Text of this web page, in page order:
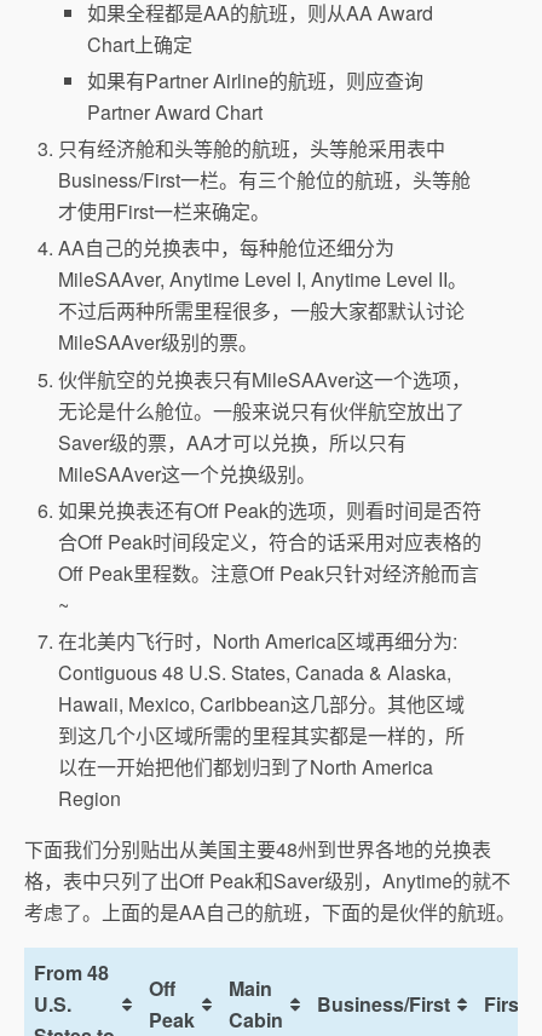
如果全程都是AA的航班，则从AA Award
Chart上确定
如果有Partner Airline的航班，则应查询
Partner Award Chart
只有经济舱和头等舱的航班，头等舱采用表中
Business/First一栏。有三个舱位的航班，头等舱
才使用First一栏来确定。
AA自己的兑换表中，每种舱位还细分为
MileSAAver, Anytime Level I, Anytime Level II。
不过后两种所需里程很多，一般大家都默认讨论
MileSAAver级别的票。
伙伴航空的兑换表只有MileSAAver这一个选项，
无论是什么舱位。一般来说只有伙伴航空放出了
Saver级的票，AA才可以兑换，所以只有
MileSAAver这一个兑换级别。
如果兑换表还有Off Peak的选项，则看时间是否符
合Off Peak时间段定义，符合的话采用对应表格的
Off Peak里程数。注意Off Peak只针对经济舱而言
~
在北美内飞行时，North America区域再细分为:
Contiguous 48 U.S. States, Canada & Alaska,
Hawaii, Mexico, Caribbean这几部分。其他区域
到这几个小区域所需的里程其实都是一样的，所
以在一开始把他们都划归到了North America
Region
下面我们分别贴出从美国主要48州到世界各地的兑换表
格，表中只列了出Off Peak和Saver级别，Anytime的就不
考虑了。上面的是AA自己的航班，下面的是伙伴的航班。
From 48
U.S.
Off
Peak
Main
Cabin
Business/First First